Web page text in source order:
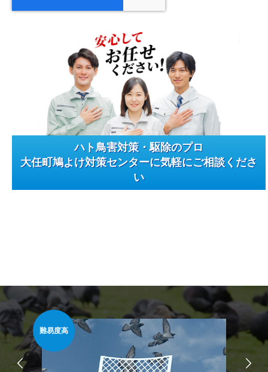
ハト鳥害対策・駆除のプロ
大任町鳩よけ対策センターに気軽にご相談くださ
い
難易度高